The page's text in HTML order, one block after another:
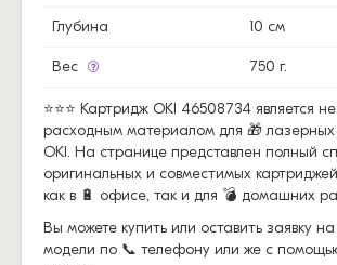
Глубина 10 см
Вес 750 г.
⭐⭐⭐ Картридж OKI 46508734 является
расходным материалом для 🎁 лазерных
OKI. На странице представлен полный
оригинальных и совместимых
как в 🔋 офисе, так и для 💣 домашних
Вы можете купить или оставить заявку
модели по 📞 телефону или же с